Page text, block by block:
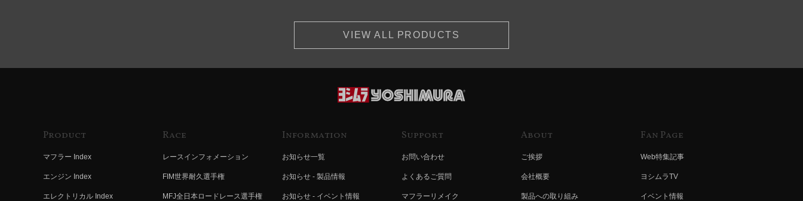
VIEW ALL PRODUCTS
Product
マフラー Index
エンジン Index
エレクトリカル Index
Race
レースインフォメーション
FIM世界耐久選手権
MFJ全日本ロードレース選手権
Information
お知らせ一覧
お知らせ - 製品情報
お知らせ - イベント情報
Support
お問い合わせ
よくあるご質問
マフラーリメイク
About
ご挨拶
会社概要
製品への取り組み
Fan Page
Web特集記事
ヨシムラTV
イベント情報